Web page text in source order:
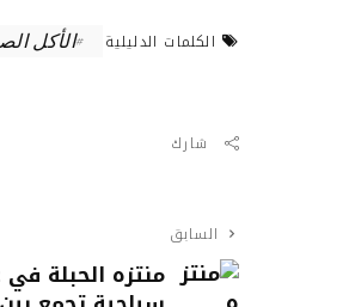
الكلمات الدليلية الأكل
شارك
السابق
منتزه الحبلة